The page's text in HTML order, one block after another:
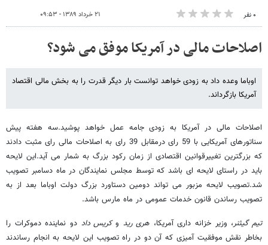
۰ نفر ۲۱ خرداد ۱۳۸۹ - ۰۹:۵۳
اصلاحات مالی در آمریکا موفق می شود؟
اوباما وعده داد به زودی خواهد توانست بار دیگر قدرت را به بخش مالی اقتصاد
آمریکا بازگرداند.
اصلاحات مالی در آمریکا به زودی جامه عمل خواهد پوشید.سه هفته پیش
سناتورهای آمریکایی با 59 رای درمقابل 39 رای به اصلاحات مالی رای مثبت دادند
که بزرگترین تغییرقوانین اقتصادی از زمان رکود بزرگ به شمار می آید.این لایحه
باید در راستای لایحه ای باشد که توسط مجلس نمایندگان در ماه دسامبر تصویب
شد.تصویب لایحه مزبور می تواند دومین دستاورد بزرگ دولت اوباما بعد از به
تصویب رساندن قانون خدمات عمومی در ماه مارس باشد.
تیم گیثنر، وزیر خزانه داری آمریکا، هری رید و کریس داد دو نماینده دموکرات را
بخاطر نقش موفقیت آمیزی که آن دو در راه تصویب این لایحه به انجام رساندند